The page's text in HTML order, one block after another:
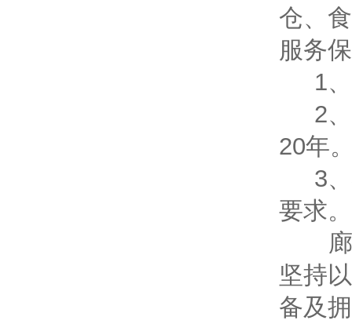
仓、
服务
1、
2、
20年
3、
要求。
廊坊
坚持
备及